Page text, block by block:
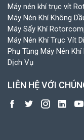
Máy nén khí trục vít
Máy Nén Khí Không
Máy Sấy Khí
Máy Nén Khí Trục Vít
Phụ Tùng Máy Nén
Dịch Vụ
LIÊN HỆ VỚI